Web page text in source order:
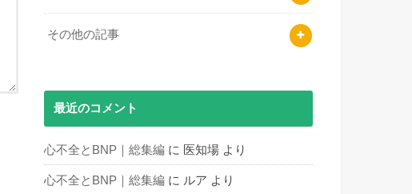
その他の記事
最近のコメント
心不全とBNP｜総集編 に 医知場 より
心不全とBNP｜総集編 に ルア より